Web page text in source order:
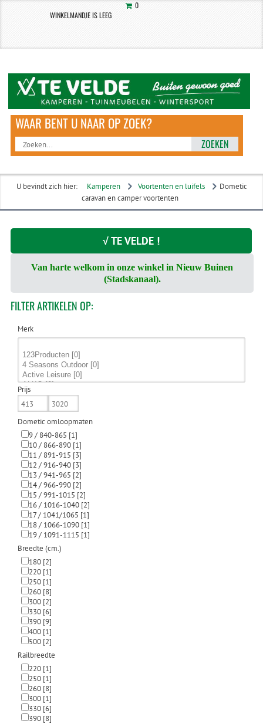
0
WINKELMANDJE IS LEEG
ZOEKEN
U bevindt zich hier: Kamperen Voortenten en luifels
Dometic
caravan en camper voortenten
√ TE VELDE !
Van harte welkom in onze winkel in Nieuw Buinen
(Stadskanaal).
FILTERARTIKELEN OP:
Merk
Prijs
Dometic omloopmaten
9 / 840-865 [1]
10 / 866-890[1]
11 / 891-915 [3]
12 / 916-940[3]
13 / 941-965 [2]
14 / 966-990[2]
15 / 991-1015 [2]
16 / 1016-1040[2]
17 / 1041/1065 [1]
18 / 1066-1090[1]
19 / 1091-1115 [1]
Breedte (cm.)
180[2]
220[1]
250[1]
260[8]
300[2]
330[6]
390[9]
400[1]
500[2]
Railbreedte
220[1]
250[1]
260[8]
300[1]
330[6]
390[8]